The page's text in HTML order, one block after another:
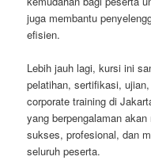
juga membantu
efisien.
Lebih jauh lagi, kursi ini
pelatihan, sertifikasi,
corporate training di
yang berpengalaman
sukses, profesional, dan
seluruh peserta.